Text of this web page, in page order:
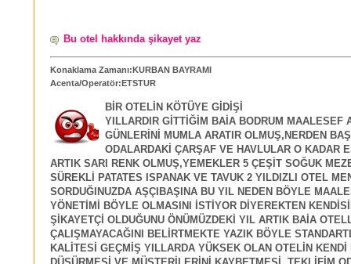
Bu otel hakkında şikayet yaz
Konaklama Zamanı:KURBAN BAYRAMI
Acenta/Operatör:ETSTUR
BİR OTELİN KÖTÜYE GİDİŞİ
YILLARDIR GİTTİĞİM BAİA BODRUM MAALESEF
GÜNLERİNİ MUMLA ARATIR OLMUŞ,NERDEN
ODALARDAKİ ÇARŞAF VE HAVLULAR O KADAR
ARTIK SARI RENK OLMUŞ,YEMEKLER 5 ÇEŞİT SOĞUK
SÜREKLİ PATATES ISPANAK VE TAVUK 2 YILDIZLI OTEL
SORDUĞINUZDA AŞÇIBAŞINA BU YIL NEDEN BÖYLE
YÖNETİMİ BÖYLE OLMASINI İSTİYOR DİYEREKTEN
ŞİKAYETÇİ OLDUĞUNU ÖNÜMÜZDEKİ YIL ARTIK BAİA
ÇALIŞMAYACAĞINI BELİRTMEKTE YAZIK BÖYLE
KALİTESİ GEÇMİŞ YILLARDA YÜKSEK OLAN OTELİN KENDİ